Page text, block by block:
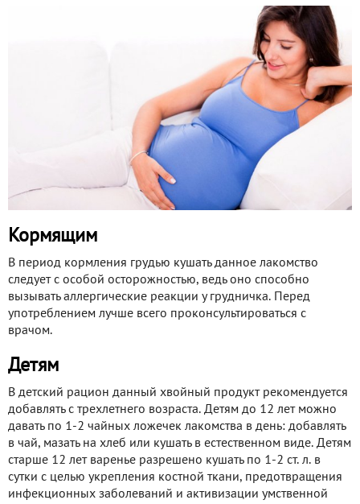
Кормящим
В период кормления грудью кушать данное лакомство
следует с особой осторожностью, ведь оно способно
вызывать аллергические реакции у грудничка. Перед
употреблением лучше всего проконсультироваться с
врачом.
Детям
В детский рацион данный хвойный продукт рекомендуется
добавлять с трехлетнего возраста. Детям до 12 лет можно
давать по 1-2 чайных ложечек лакомства в день: добавлять
в чай, мазать на хлеб или кушать в естественном виде. Детям
старше 12 лет варенье разрешено кушать по 1-2 ст. л. в
сутки с целью укрепления костной ткани, предотвращения
инфекционных заболеваний и активизации умственной